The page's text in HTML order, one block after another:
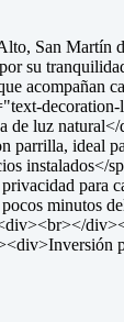
San
de luz
minutos